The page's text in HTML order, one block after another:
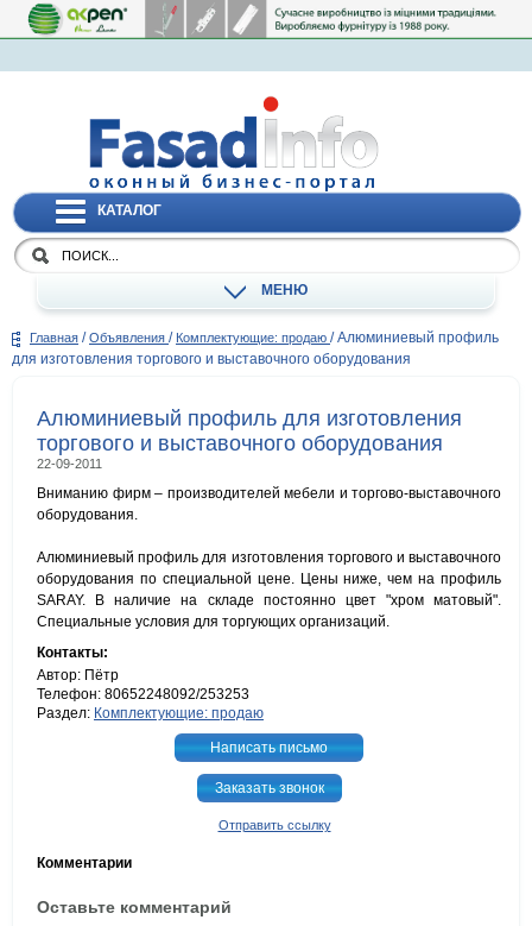
КАТАЛОГ
МЕНЮ
Главная / Объявления / Комплектующие: продаю / Алюминиевый профиль
для изготовления торгового и выставочного оборудования
Алюминиевый профиль для изготовления
торгового и выставочного оборудования
22-09-2011
Вниманию фирм – производителей мебели и торгово-выставочного
оборудования.
Алюминиевый профиль для изготовления торгового и выставочного
оборудования по специальной цене. Цены ниже, чем на профиль
SARAY. В наличие на складе постоянно цвет "хром матовый".
Специальные условия для торгующих организаций.
Контакты:
Автор: Пётр
Телефон: 80652248092/253253
Раздел: Комплектующие: продаю
Написать письмо
Заказать звонок
Отправить ссылку
Комментарии
Оставьте комментарий